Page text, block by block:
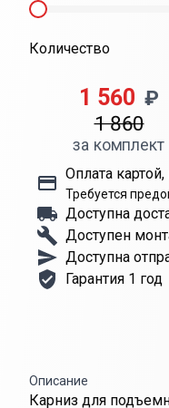
Количество
1 560 ₽
1 860
за комплект
Оплата
Требуется
Доступна
Доступен
Доступна
Гарантия 1 год
Описание
Карниз для